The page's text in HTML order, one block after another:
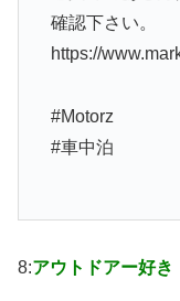
確認下さい。
https://
#Motorz
#車中泊
8:アウトドアー好き